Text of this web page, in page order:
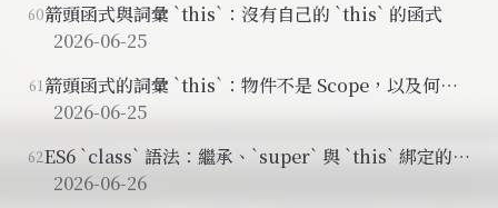
60箭頭函式與詞彙 `this`：沒有自己的 `this` 的函式
2026-06-25
61 箭頭函式的詞彙 `this`：物件不是 Scope，以及何時
該用箭頭函式
2026-06-25
62ES6 `class` 語法：繼承、`super` 與 `this` 綁定的陷
阱
2026-06-26